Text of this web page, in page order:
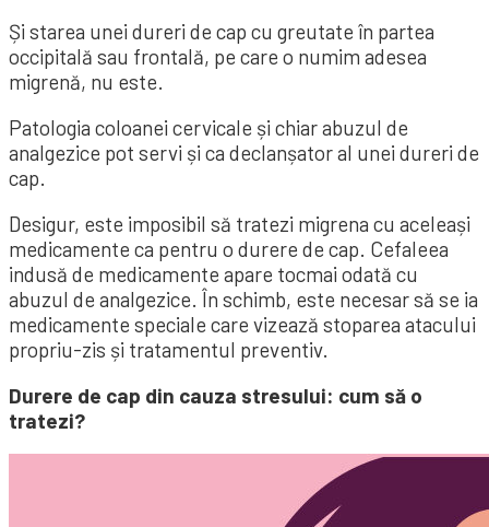
Și starea unei dureri de cap cu greutate în partea
occipitală sau frontală, pe care o numim adesea
migrenă, nu este.
Patologia coloanei cervicale și chiar abuzul de
analgezice pot servi și ca declanșator al unei dureri de
cap.
Desigur, este imposibil să tratezi migrena cu aceleași
medicamente ca pentru o durere de cap. Cefaleea
indusă de medicamente apare tocmai odată cu
abuzul de analgezice. În schimb, este necesar să se ia
medicamente speciale care vizează stoparea atacului
propriu-zis și tratamentul preventiv.
Durere de cap din cauza stresului: cum să o
tratezi?